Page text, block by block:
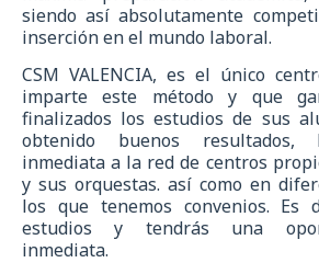
siendo así absolutamente
inserción en el mundo laboral.
CSM VALENCIA, es el único
imparte este método y que
finalizados los estudios de sus
obtenido buenos resultados,
inmediata a la red de centros
y sus orquestas. así como en
los que tenemos convenios. Es
estudios y tendrás una
inmediata.